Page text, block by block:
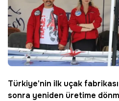
Türkiye'nin ilk uçak fabrikası
sonra yeniden üretime